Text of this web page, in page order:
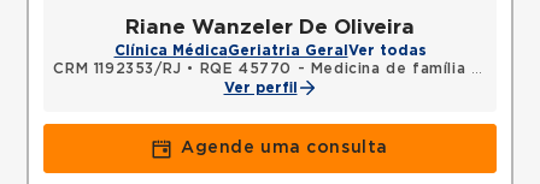
Riane Wanzeler De Oliveira
Clínica MédicaGeriatria Geral Ver todas
CRM 1192353/RJ •
RQE 45770 - Medicina de família e comunidade
Ver perfil
Agende uma consulta